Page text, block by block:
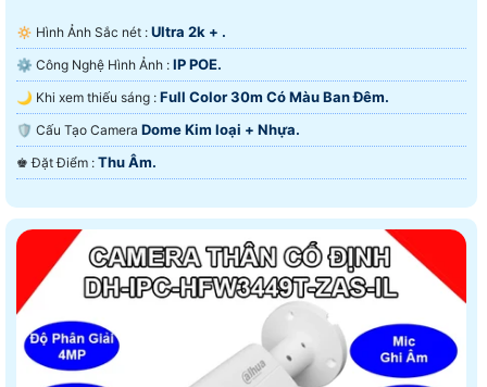
🔅 Hình Ảnh Sắc nét : Ultra 2k + .
⚙ Công Nghệ Hình Ảnh : IP POE.
🌙 Khi xem thiếu sáng : Full Color 30m Có Màu Ban Ðêm.
🛡 Cấu Tạo Camera Dome Kim loại + Nhựa.
️♚ Đặt Điểm : Thu Âm.